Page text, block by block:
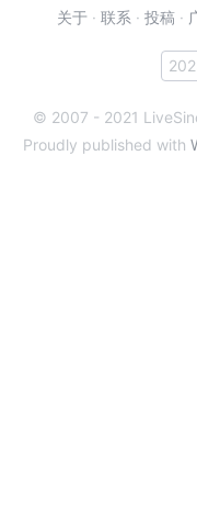
关于 · 联系 · 投稿 ·
© 2007 - 2021
Proudly published with